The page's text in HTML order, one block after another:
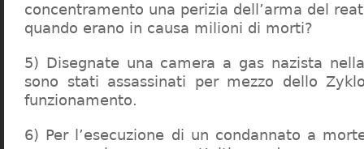
concentramento una perizia dell’arma del
quando erano in causa milioni di morti?
5) Disegnate una camera a gas nazista
sono stati assassinati per mezzo dello
funzionamento.
6) Per l’esecuzione di un condannato a